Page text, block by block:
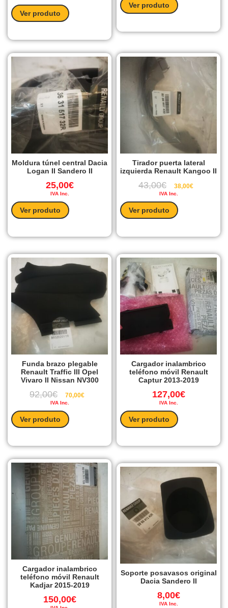
Ver produto
Ver produto
Moldura túnel central Dacia
Logan II Sandero II
25,00€
IVA Inc.
Ver produto
Tirador puerta lateral
izquierda Renault Kangoo II
43,00€ 38,00€
IVA Inc.
Ver produto
Funda brazo plegable
Renault Traffic III Opel
Vivaro II Nissan NV300
92,00€ 70,00€
IVA Inc.
Ver produto
Cargador inalambrico
teléfono móvil Renault
Captur 2013-2019
127,00€
IVA Inc.
Ver produto
Cargador inalambrico
teléfono móvil Renault
Kadjar 2015-2019
150,00€
Soporte posavasos original
Dacia Sandero II
8,00€
IVA Inc.